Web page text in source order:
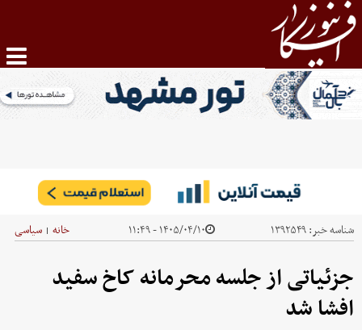
شناسه خبر:۱۳۹۲۵۴۹ ۱۴۰۵/۰۴/۱۰ - ۱۱:۴۹ خانه | سیاسی
جزئیاتی از جلسه محرمانه کاخ سفید
افشا شد